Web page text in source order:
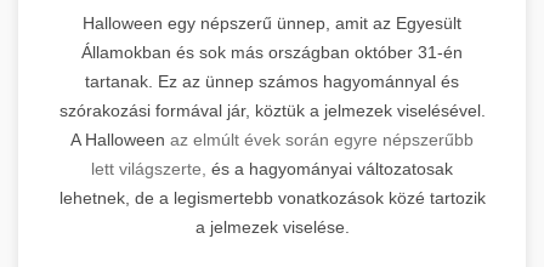
Halloween egy népszerű ünnep, amit az Egyesült
Államokban és sok más országban október 31-én
tartanak. Ez az ünnep számos hagyománnyal és
szórakozási formával jár, köztük a jelmezek viselésével.
A Halloween az elmúlt évek során egyre népszerűbb
lett világszerte, és a hagyományai változatosak
lehetnek, de a legismertebb vonatkozások közé tartozik
a jelmezek viselése.